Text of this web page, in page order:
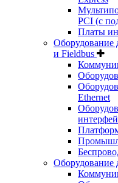
PCI (с
Платы
Оборудование
и Fieldbus
Ethernet
Оборудование